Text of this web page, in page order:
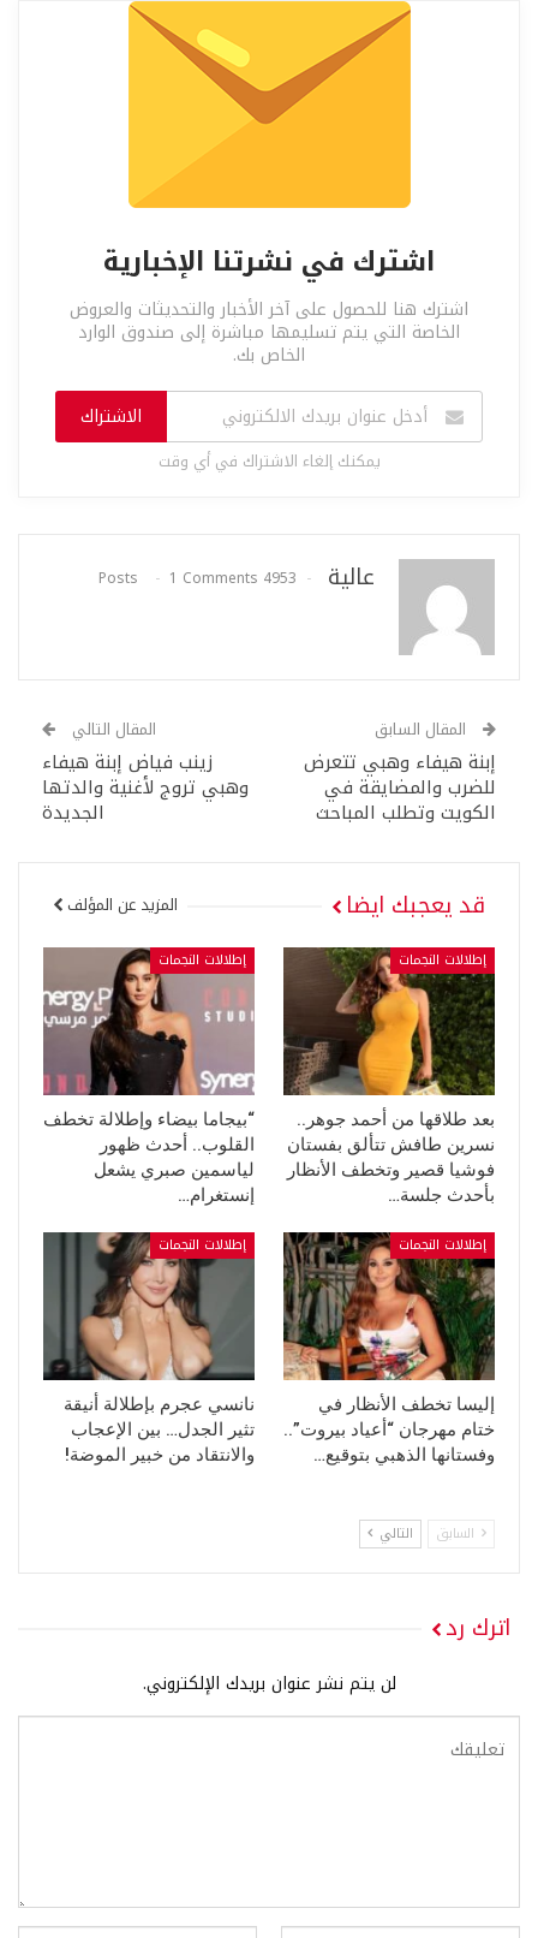
اشترك في نشرتنا الإخبارية
اشترك هنا للحصول على آخر الأخبار والتحديثات والعروض
الخاصة التي يتم تسليمها مباشرة إلى صندوق الوارد
الخاص بك.
الاشتراك
يمكنك إلغاء الاشتراك في أي وقت
عالية 4953 Posts
1 Comments
المقال السابق
إبنة هيفاء وهبي تتعرض
للضرب والمضايقة في
الكويت وتطلب المباحث
المقال التالي
زينب فياض إبنة هيفاء
وهبي تروج لأغنية والدتها
الجديدة
قد يعجبك ايضا المزيد عن المؤلف
إطلالات النجمات
بعد طلاقها من أحمد جوهر..
نسرين طافش تتألق بفستان
فوشيا قصير وتخطف الأنظار
بأحدث جلسة…
إطلالات النجمات
“بيجاما بيضاء وإطلالة تخطف
القلوب.. أحدث ظهور
لياسمين صبري يشعل
إنستغرام…
إطلالات النجمات
إليسا تخطف الأنظار في
ختام مهرجان “أعياد بيروت”..
وفستانها الذهبي بتوقيع…
إطلالات النجمات
نانسي عجرم بإطلالة أنيقة
تثير الجدل… بين الإعجاب
والانتقاد من خبير الموضة!
السابق التالي
اترك رد
لن يتم نشر عنوان بريدك الإلكتروني.